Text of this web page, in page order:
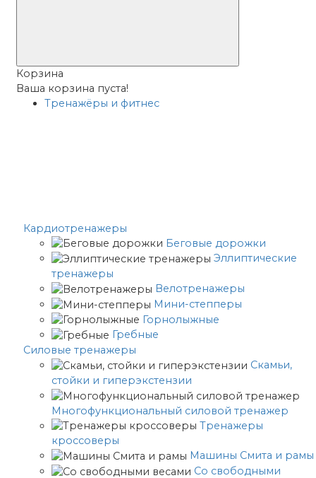
Корзина
Ваша корзина пуста!
Тренажёры и фитнес
Кардиотренажеры
Беговые дорожки
Эллиптические
тренажеры
Велотренажеры
Мини-степперы
Горнолыжные
Гребные
Cиловые тренажеры
Скамьи,
стойки и гиперэкстензии
Многофункциональный силовой тренажер
Тренажеры
кроссоверы
Машины Смита и рамы
Со свободными